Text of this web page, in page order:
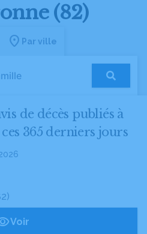
(82)
Par ville
de décès publiés à
365 derniers jours
Voir